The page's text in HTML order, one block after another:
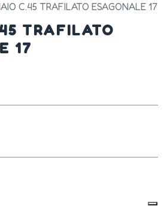
C.45 TRAFILATO ESAGONALE 17
TRAFILATO
17